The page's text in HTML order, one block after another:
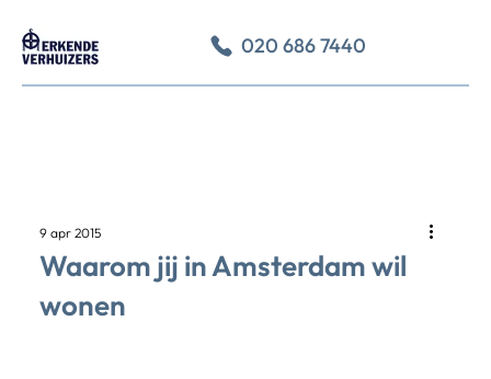
020 686 7440
Waarom jij in Amsterdam wil
wonen
9 apr 2015